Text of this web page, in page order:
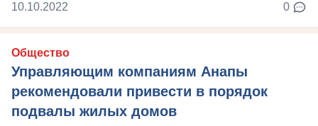
10.10.2022 0
Общество
Управляющим компаниям Анапы
рекомендовали привести в порядок
подвалы жилых домов